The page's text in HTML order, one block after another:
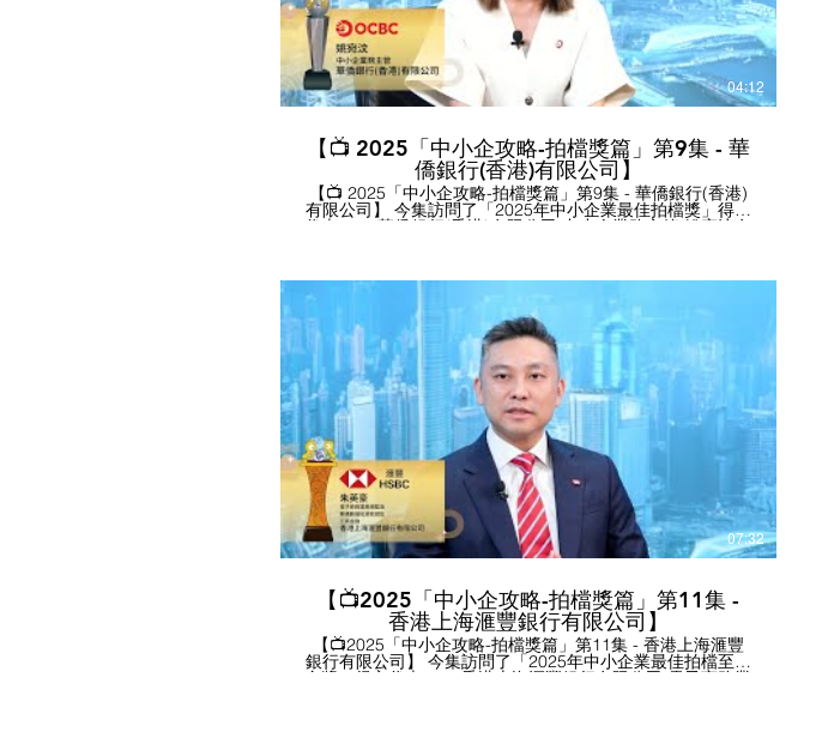
04:12
【📺 2025「中小企攻略-拍檔獎篇」第9集 - 華
僑銀行(香港)有限公司】
【📺 2025「中小企攻略-拍檔獎篇」第9集 - 華僑銀行(香港)
有限公司】 今集訪問了「2025年中小企業最佳拍檔獎」得主
代表 ----- 華僑銀行(香港)有限公司 中小企業務主管 姚宛汶女
供全數碼化開戶方案，中小企業無需提交文件和，最快1個工
作天便完成，且不設開戶費和低額結存服務費。 - 華僑銀行
華僑銀行設有網上貸款申請平台，全天候提供服務，貸款額
可達800萬港元，最快3天便完成審批。 - 華僑銀行起源於新
加坡，在東南亞有龐大的網絡優勢，並有專業的本地團隊，
且能提供較優惠的外匯匯率，支援中小企業拓展東南亞市
場。 - 華僑銀行將推出「Serial Entrepreneur」的計劃，在
2028年前會提供50億坡元的融資，以支持企業家創新及創
業。 如有興趣了解更多，可瀏覽公司網站
https://www.ocbc.com.hk #香港中小型企業總商會 #華僑銀
行 #中小企發展 #中小企 #最佳中小企獎 #最佳中小企業獎 #
中小企業最佳拍檔獎 #鵬程中小企青年創意創業獎 #ESG領
先企業獎 #HKGCSMB #OCBC #SME #SMEaward2025
播放影片
07:32
【📺2025「中小企攻略-拍檔獎篇」第11集 -
香港上海滙豐銀行有限公司】
【📺2025「中小企攻略-拍檔獎篇」第11集 - 香港上海滙豐
銀行有限公司】 今集訪問了「2025年中小企業最佳拍檔至尊
金獎」得主代表 ----- 香港上海滙豐銀行有限公司 電子商務業